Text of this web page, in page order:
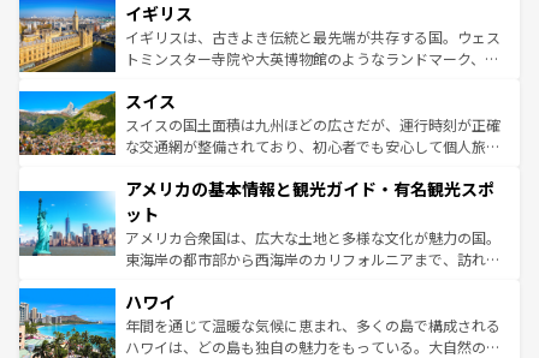
香り高いラベンダー畑など、多彩な楽しみ方が可能だ。さ
らに、パリ以外の地域にも魅力が溢れており、どの街角に
も豊かな歴史と文化が息づいている。パリ以外の個性あふ
を参照してほしい。
顔を持つこの国は、どこを歩いても飽きることがない。ベ
ルリンの文化的活気、バイエルン州のアルプスの絶景、そ
してライン川沿いのワイン畑といった風景は必見。ビール
は、お酒好きな人にはぜひ体験してほしい。 なお、新着の
ドイツ情報はコンテンツ一覧を参照してほしい。
イギリス
イギリスは、古きよき伝統と最先端が共存する国。ウェス
トミンスター寺院や大英博物館のようなランドマーク、歴
リアごとに異なる魅力がある。また、優雅なアフタヌーン
ティー、ビール好きにはたまらない英国パブ、サッカー観
戦など、本場だからこそできる体験も豊富。イギリスを旅
ンツ一覧を参照してほしい。
スイス
スイスの国土面積は九州ほどの広さだが、運行時刻が正確
な交通網が整備されており、初心者でも安心して個人旅行
の建物がそのまま残る町や、スイスならではのユニークな
博物館もあり、アルプス観光だけでなく町歩きも満喫する
ことができる。国民の所得が高いため物価も高いが、旅行
者向けの交通パス提供のサービスもあり、うまく活用すれ
着のスイス情報は
アメリカの基本情報と観光ガイド・有名観光スポ
ット
アメリカ合衆国は、広大な土地と多様な文化が魅力の国。
東海岸の都市部から西海岸のカリフォルニアまで、訪れる
のような巨大都市は、観光、ショッピング、エンターテイ
ンメントが詰まった刺激的なスポットだ。一方、アメリカ
西部には大自然が広がり、グランドキャニオンやイエロー
ハワイ
年間を通じて温暖な気候に恵まれ、多くの島で構成される
ハワイは、どの島も独自の魅力をもっている。大自然の神